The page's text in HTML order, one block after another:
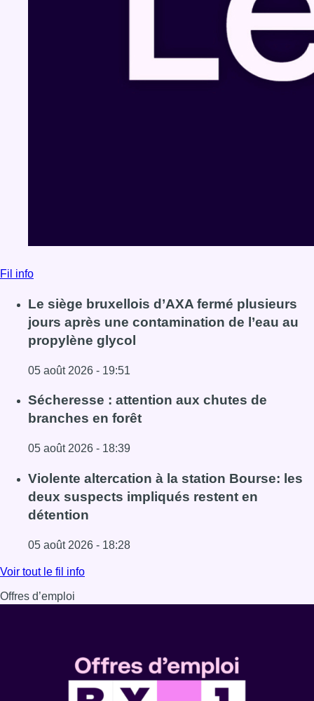
Fil info
Le siège bruxellois d’AXA fermé plusieurs
jours après une contamination de l’eau au
propylène glycol
05 août 2026 - 19:51
Lire l'article Le siège bruxellois d’AXA fermé plusieurs
Sécheresse : attention aux chutes de
branches en forêt
05 août 2026 - 18:39
Lire l'article Sécheresse : attention aux chutes de
Violente altercation à la station Bourse: les
deux suspects impliqués restent en
détention
05 août 2026 - 18:28
Lire l'article Violente altercation à la station Bourse: les
Voir tout le fil info
Offres d’emploi